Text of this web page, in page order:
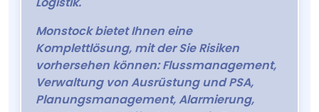
Monstock bietet Ihnen eine
Komplettlösung, mit der Sie Risiken
vorhersehen können: Flussmanagement,
Verwaltung von Ausrüstung und PSA,
Planungsmanagement, Alarmierung,